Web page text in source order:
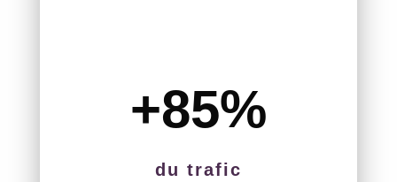
+85%
du trafic